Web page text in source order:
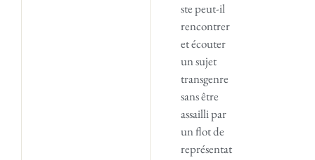
ste peut-il
rencontrer
et écouter
un sujet
transgenre
sans être
assailli par
un flot de
représentat